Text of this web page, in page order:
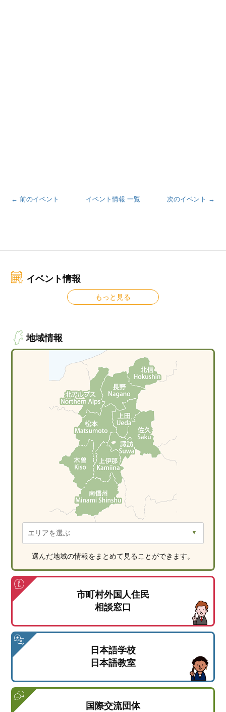
← 前のイベント 次のイベント →
イベント情報 一覧
イベント情報
もっと見る
地域情報
選んだ地域の情報をまとめて見ることができます。
市町村外国人住民
相談窓口
日本語学校
日本語教室
国際交流団体